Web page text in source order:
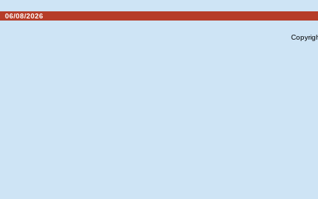
06/08/2026